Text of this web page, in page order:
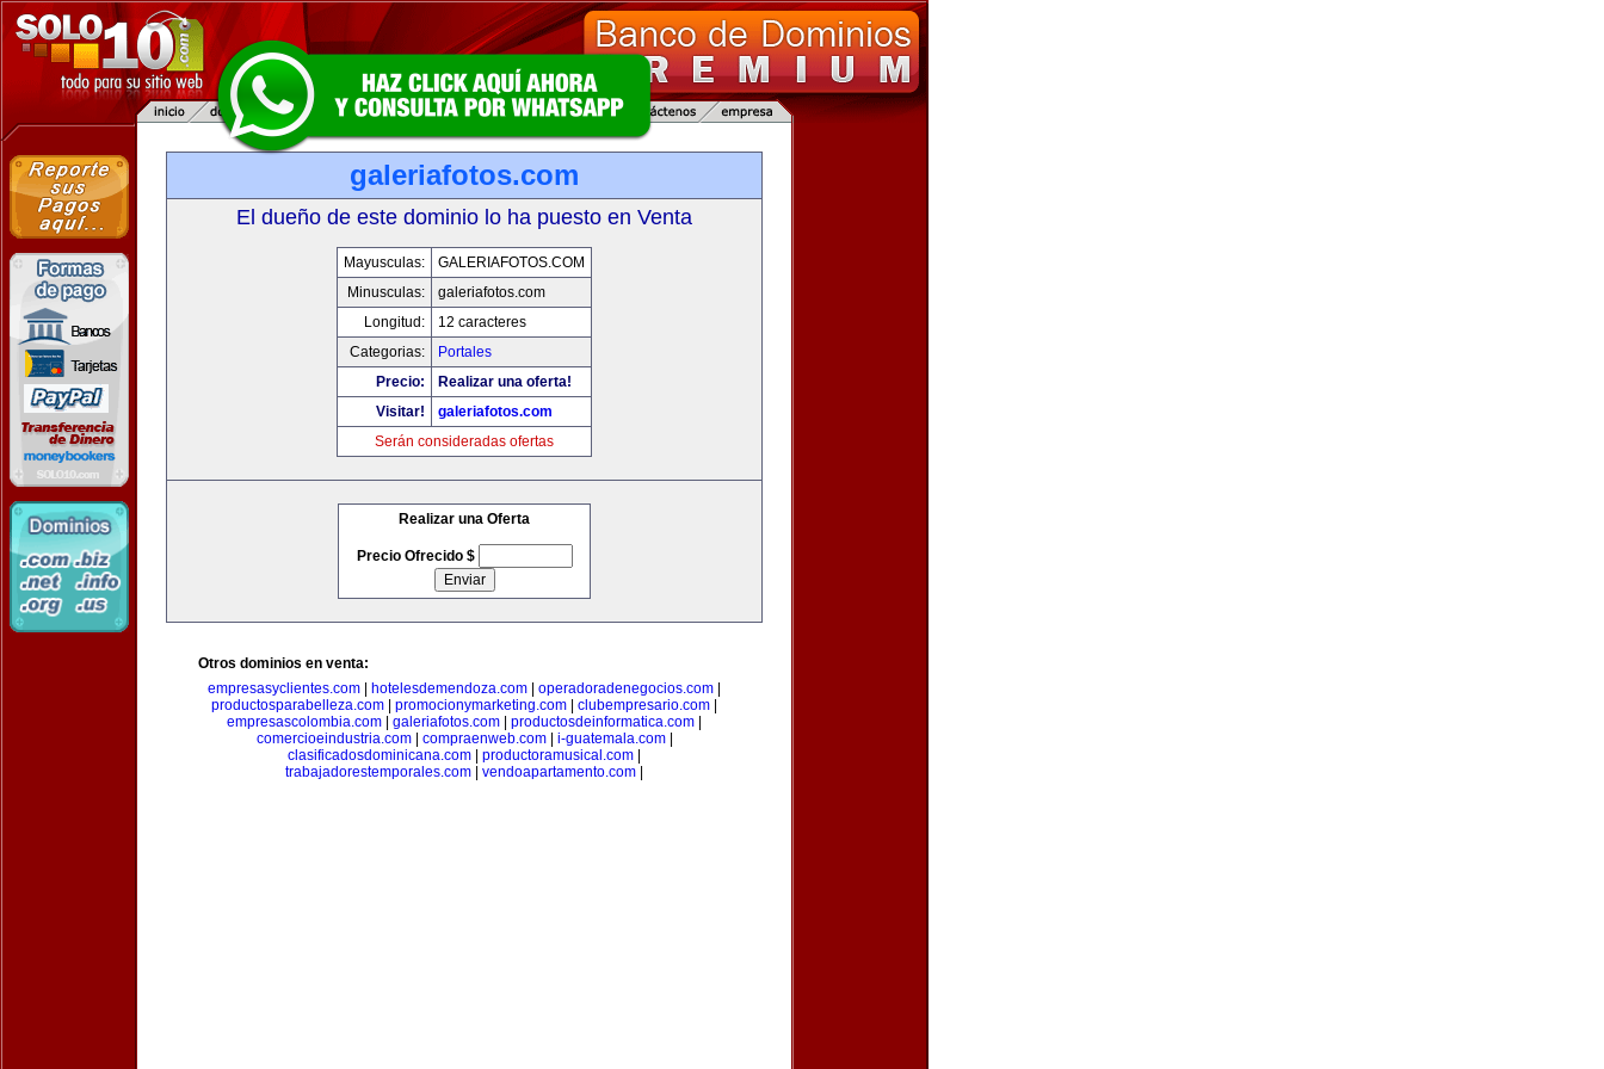
galeriafotos.com
El dueño de este dominio lo ha puesto en Venta
Mayusculas:
GALERIAFOTOS.COM
Minusculas:
galeriafotos.com
Longitud:
12 caracteres
Categorias:
Portales
Precio:
Realizar una oferta!
Visitar!
galeriafotos.com
Serán consideradas ofertas
Realizar una Oferta
Precio Ofrecido $
Otros dominios en venta:
empresasyclientes.com
hotelesdemendoza.com operadoradenegocios.com
productosparabelleza.com
promocionymarketing.com clubempresario.com
empresascolombia.com
galeriafotos.com productosdeinformatica.com
comercioeindustria.com| compraenweb.com| i-guatemala.com|
clasificadosdominicana.com
productoramusical.com
trabajadorestemporales.com
vendoapartamento.com